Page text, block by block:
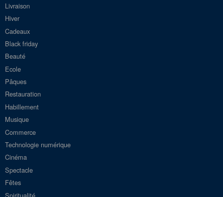
Livraison
Hiver
Cadeaux
Black friday
Beauté
Ecole
Pâques
Restauration
Habillement
Musique
Commerce
Technologie numérique
Cinéma
Spectacle
Fêtes
Spiritualité